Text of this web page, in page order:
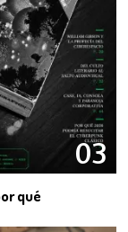
03
qué